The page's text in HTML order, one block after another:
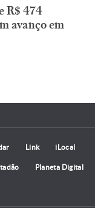
R$ 474
avanço em
Link iLocal
Planeta Digital